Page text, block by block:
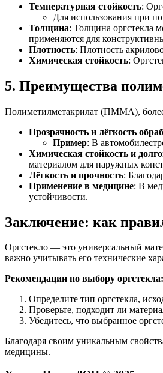
Температурная стойкость:
Для использования при
Толщина: Толщина оргстекла
применяются для
Плотность: Плотность
Химическая стойкость:
5. Преимущества
Полиметилметакрилат (ПММА), более
Прозрачность и лёгкость
Пример: В
Химическая стойкость и
материалом для наружных
Лёгкость и прочность:
Применение в медицине: В
устойчивости.
Заключение: как
Оргстекло — это универсальный
важно учитывать его технические
Рекомендации по выбору оргстекла:
Определите тип оргстекла,
Проверьте, подходит ли
Убедитесь, что выбранное
Благодаря своим уникальным
медицины.